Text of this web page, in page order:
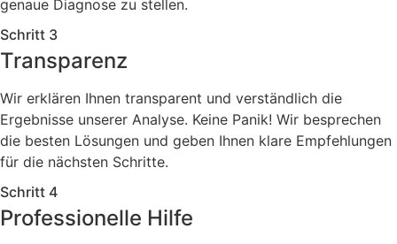
genaue Diagnose zu stellen.
Schritt 3
Transparenz
Wir erklären Ihnen transparent und verständlich die
Ergebnisse unserer Analyse. Keine Panik! Wir besprechen
die besten Lösungen und geben Ihnen klare Empfehlungen
für die nächsten Schritte.
Schritt 4
Professionelle Hilfe